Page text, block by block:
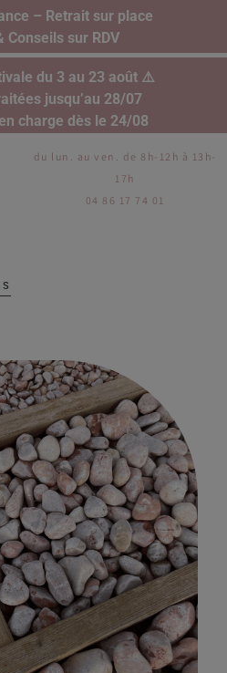
– Retrait sur place
Conseils sur RDV
du 3 au 23 août ⚠️
jusqu’au 28/07
charge dès le 24/08
du lun. au ven. de 8h-12h à 13h-
17h
04 86 17 74 01